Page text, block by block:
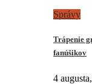
Správy
Trápenie
fanúšikov
4